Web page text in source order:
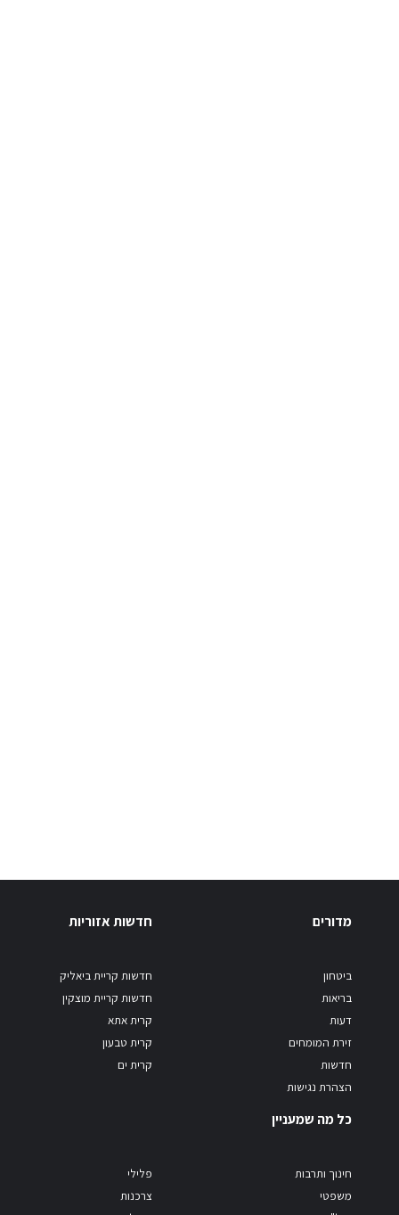
מדורים
ביטחון
בריאות
דעות
זירת המומחים
חדשות
הצהרת נגישות
חדשות אזוריות
חדשות קריית ביאליק
חדשות קריית מוצקין
קרית אתא
קרית טבעון
קרית ים
כל מה שמעניין
חינוך ותרבות
משפטי
פלילי
צרכנות